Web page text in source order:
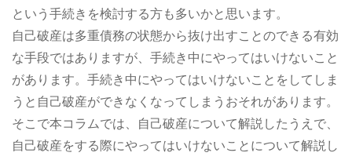
という手続きを検討する方も多いかと思います。
自己破産は多重債務の状態から抜け出すことのできる有効
な手段ではありますが、手続き中にやってはいけないこと
があります。手続き中にやってはいけないことをしてしま
うと自己破産ができなくなってしまうおそれがあります。
そこで本コラムでは、自己破産について解説したうえで、
自己破産をする際にやってはいけないことについて解説し